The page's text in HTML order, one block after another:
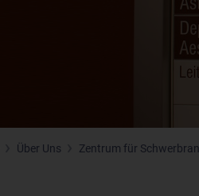
Über Uns Zentrum für